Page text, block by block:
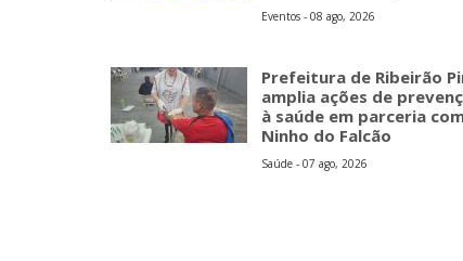
Eventos - 08 ago, 2026
Prefeitura de Ribeirão
amplia ações de
à saúde em parceria
Ninho do Falcão
Saúde - 07 ago, 2026